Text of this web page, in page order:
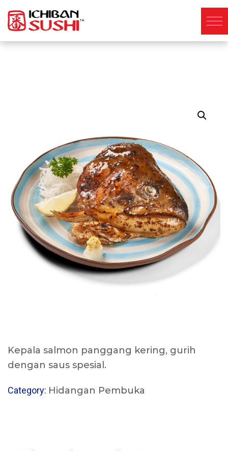
Kepala salmon panggang kering, gurih
dengan saus spesial.
Category: Hidangan Pembuka